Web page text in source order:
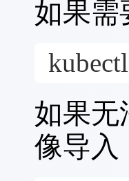
如果需
如果无
像导入